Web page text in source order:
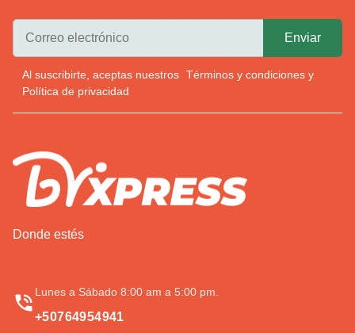
Al suscribirte, aceptas nuestros Términos y condiciones y
Política de privacidad
Donde estés
Lunes a Sábado 8:00 am a 5:00 pm.
+50764954941